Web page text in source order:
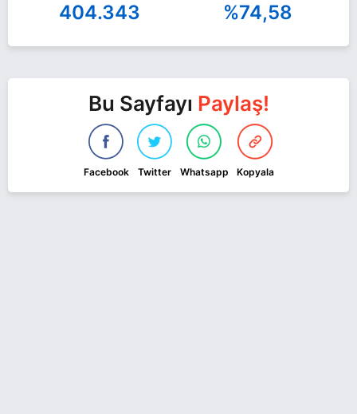
404.343 %74,58
Bu Sayfayı Paylaş!
Facebook Twitter Whatsapp Kopyala